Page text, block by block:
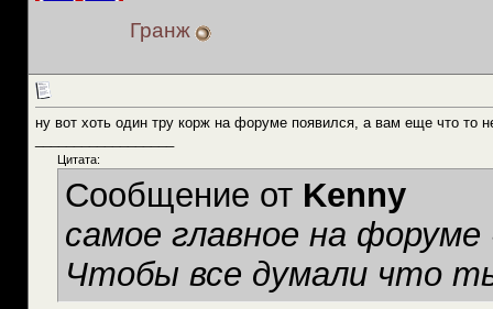
Гранж
ну вот хоть один тру корж на форуме появился, а вам еще что то
Цитата:
Сообщение от Kenny
самое главное на
Чтобы все думали что